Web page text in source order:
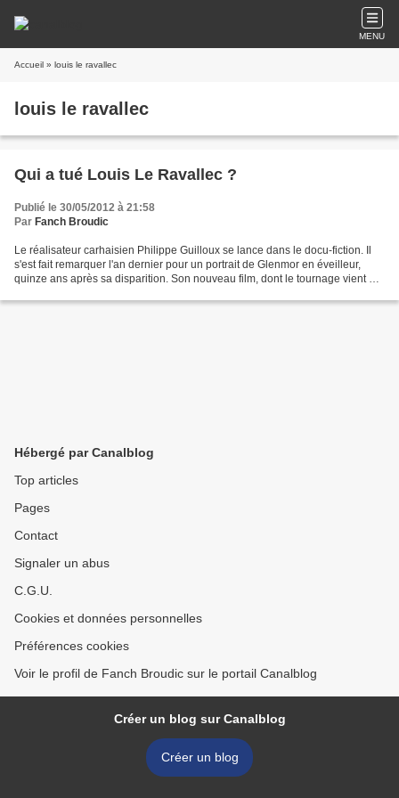
MENU
Accueil » louis le ravallec
louis le ravallec
Qui a tué Louis Le Ravallec ?
Publié le 30/05/2012 à 21:58
Par Fanch Broudic
Le réalisateur carhaisien Philippe Guilloux se lance dans le docu-fiction. Il
s'est fait remarquer l'an dernier pour un portrait de Glenmor en éveilleur,
quinze ans après sa disparition. Son nouveau film, dont le tournage vient de
Hébergé par Canalblog
Top articles
Pages
Contact
Signaler un abus
C.G.U.
Cookies et données personnelles
Préférences cookies
Voir le profil de Fanch Broudic sur le portail Canalblog
Créer un blog sur Canalblog
Créer un blog